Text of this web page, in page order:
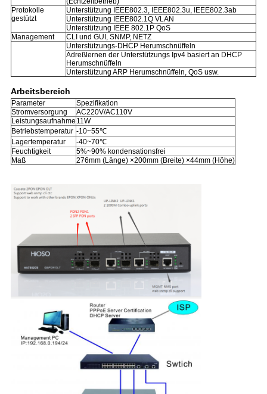
Protokolle
gestützt
Unterstützung IEEE802.3, IEEE802.3u, IEEE802.3ab
Unterstützung IEEE802.1Q VLAN
Unterstützung IEEE 802.1P QoS
Management
CLI und GUI, SNMP, NETZ
Unterstützungs-DHCP Herumschnüffeln
Adreßlernen der Unterstützungs Ipv4 basiert an DHCP
Herumschnüffeln
Unterstützung ARP Herumschnüffeln, QoS usw.
Arbeitsbereich
Parameter
Spezifikation
Stromversorgung
AC220V/AC110V
Leistungsaufnahme 11W
Betriebstemperatur -10~55℃
Lagertemperatur
-40~70℃
Feuchtigkeit
5%~90% kondensationsfrei
Maß
276mm (Länge) ×200mm (Breite) ×44mm (Höhe)